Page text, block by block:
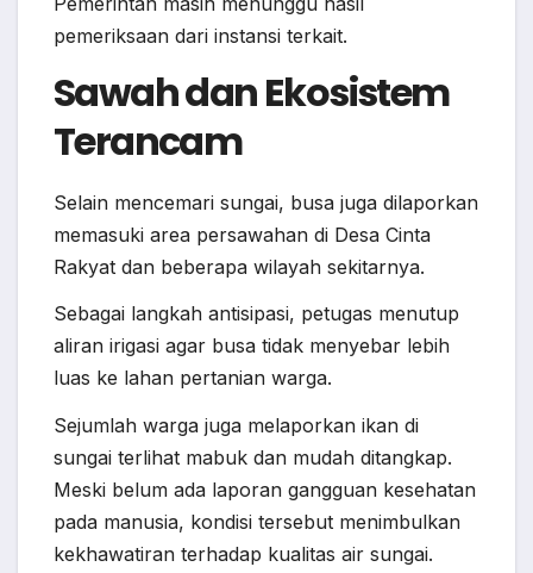
pemeriksaan dari instansi terkait.
Sawah dan Ekosistem
Terancam
Selain mencemari sungai, busa juga dilaporkan
memasuki area persawahan di Desa Cinta
Rakyat dan beberapa wilayah sekitarnya.
Sebagai langkah antisipasi, petugas menutup
aliran irigasi agar busa tidak menyebar lebih
luas ke lahan pertanian warga.
Sejumlah warga juga melaporkan ikan di
sungai terlihat mabuk dan mudah ditangkap.
Meski belum ada laporan gangguan kesehatan
pada manusia, kondisi tersebut menimbulkan
kekhawatiran terhadap kualitas air sungai.